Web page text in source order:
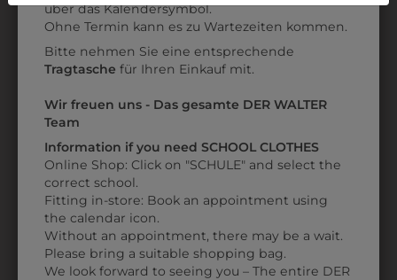
30281
SERVIERSCHÜRZE
OLD FASHION
696K80W37780
LATZSCHÜRZE
€ 39,90
ZULETZT ANGESEHEN
Datenschutzerklärungbzw. im
über das Kalendersymbol.
Ohne Termin kann es zu Wartezeiten kommen.
Bitte nehmen Sie eine entsprechende
Tragtasche für Ihren Einkauf mit.
Wir freuen uns - Das gesamte DER WALTER
Team
Information if you need SCHOOL CLOTHES
Online Shop: Click on "SCHULE" and select the
correct school.
Fitting in-store: Book an appointment using
the calendar icon.
Without an appointment, there may be a wait.
Please bring a suitable shopping bag.
We look forward to seeing you – The entire DER